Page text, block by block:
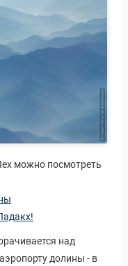
можно посмотреть
над
долины - в